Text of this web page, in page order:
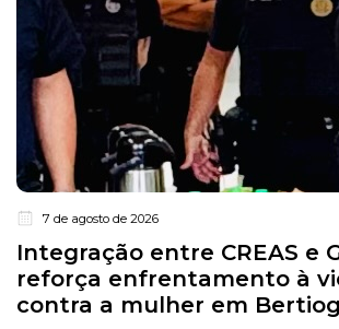
7 de agosto de 2026
Integração entre CREAS e
reforça enfrentamento à
contra a mulher em